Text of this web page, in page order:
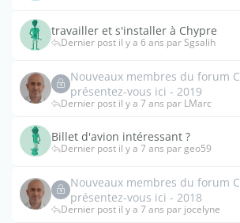
travailler et s'installer à Chypre
Dernier post il y a 6 ans par Sgsalih
Nouveaux membres du forum
présentez-vous ici - 2019
Dernier post il y a 7 ans par LMarc
Billet d'avion intéressant ?
Dernier post il y a 7 ans par geo59
Nouveaux membres du forum
présentez-vous ici - 2018
Dernier post il y a 7 ans par jocelyne